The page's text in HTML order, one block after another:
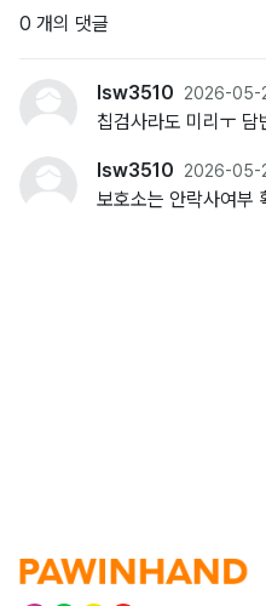
0 개의 댓글
lsw3510 2026-05-
칩검사라도 미리ㅜ 담
lsw3510 2026-05-
보호소는 안락사여부